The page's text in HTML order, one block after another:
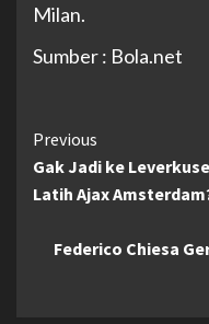
Milan.
Sumber : Bola.net
Continue
Reading
Previous
Gak Jadi ke
Latih Ajax
Federico Chiesa